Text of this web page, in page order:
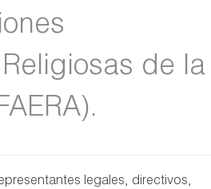
de la
legales, directivos,